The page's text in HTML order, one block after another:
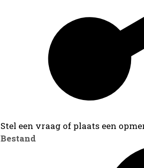
Stel een vraag of plaats een
Bestand